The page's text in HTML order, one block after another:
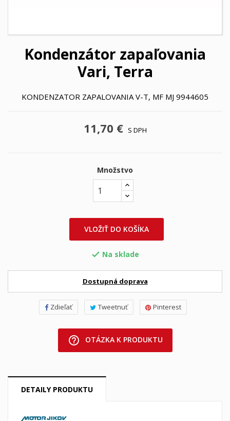
Kondenzátor zapaľovania
Vari, Terra
KONDENZATOR ZAPALOVANIA V-T, MF MJ 9944605
11,70 € S DPH
Množstvo
VLOŽIŤ DO KOŠÍKA
 Na sklade
Dostupná doprava
Zdieľať Tweetnuť Pinterest
help_outline OTÁZKA K PRODUKTU
DETAILY PRODUKTU